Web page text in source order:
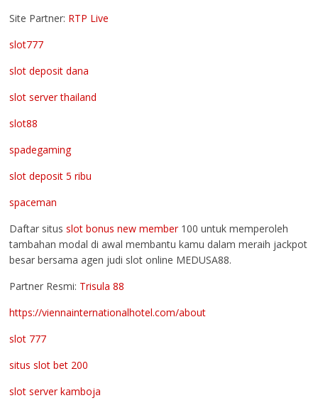
Site Partner: RTP Live
slot777
slot deposit dana
slot server thailand
slot88
spadegaming
slot deposit 5 ribu
spaceman
Daftar situsslot bonus new member100 untuk memperoleh
tambahan modal di awal membantu kamu dalam meraih jackpot
besar bersama agen judi slot online MEDUSA88.
Partner Resmi: Trisula 88
https://viennainternationalhotel.com/about
slot 777
situs slot bet 200
slot server kamboja